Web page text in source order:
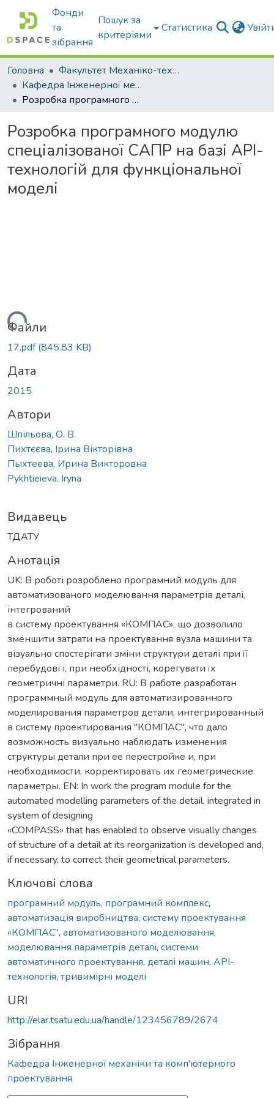
Фонди
та
зібрання
Пошук за
критеріями
Статистика
Головна
Факультет Механіко-технологічний
Кафедра Інженерної механіки та комп'ютерного проектування
Розробка програмного модулю спеціалізованої САПР на базі API-технологій для функціональної моделі
Розробка програмного модулю
спеціалізованої САПР на базі API-
технологій для функціональної
моделі
Файли
17.pdf(845.83 KB)
Дата
2015
Автори
Шпільова, О. В.
Пихтєєва, Ірина Вікторівна
Пыхтеева, Ирина Викторовна
Pykhtieieva, Iryna
Видавець
ТДАТУ
Анотація
UK: В роботі розроблено програмний модуль для
автоматизованого моделювання параметрів деталі,
інтегрований
в систему проектування «КОМПАС», що дозволило
зменшити затрати на проектування вузла машини та
візуально спостерігати зміни структури деталі при її
перебудові і, при необхідності, корегувати їх
геометричні параметри. RU: В работе разработан
программный модуль для автоматизированного
моделирования параметров детали, интегрированный
в систему проектирования "КОМПАС", что дало
возможность визуально наблюдать изменения
структуры детали при ее перестройке и, при
необходимости, корректировать их геометрические
параметры. EN: In work the program module for the
automated modelling parameters of the detail, integrated in
system of designing
«COMPASS» that has enabled to observe visually changes
of structure of a detail at its reorganization is developed and,
if necessary, to correct their geometrical parameters.
Ключові слова
програмний модуль, програмний комплекс,
автоматизація виробництва, систему проектування
«КОМПАС", автоматизованого моделювання,
моделювання параметрів деталі, системи
автоматичного проектування, деталі машин, API-
технологія, тривимірні моделі
URI
http://elar.tsatu.edu.ua/handle/123456789/2674
Зібрання
Кафедра Інженерної механіки та комп'ютерного
проектування